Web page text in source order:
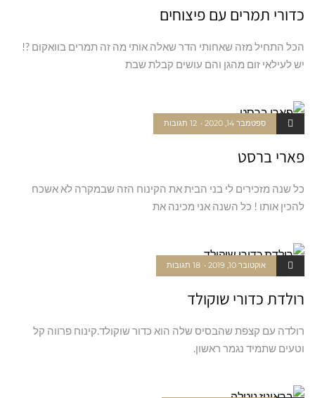
כדורי תמרים עם פיצוחים
הכל התחיל מזה שאחותי הדר שאלה אותי מה זה תמרים בוואקום ?!
יש לעילאי זום מהגן והם עושים קבלת שבת
ספטמבר 14, 2020 12 תגובות
פארי ברסט
כל שנה מזכירים לי בני הבית את הקינוח הזה שבמקרה לא אשכח
להכין אותו ! כל השנה אני מכינה את
אוקטובר 10, 2019 18 תגובות
רולדת כדורי שוקולד
רולדה עם קצפת שהבסיס שלה הוא כדור שוקולד.קינוח פרווה קל
וטעים שתמיד נגמר ראשון.